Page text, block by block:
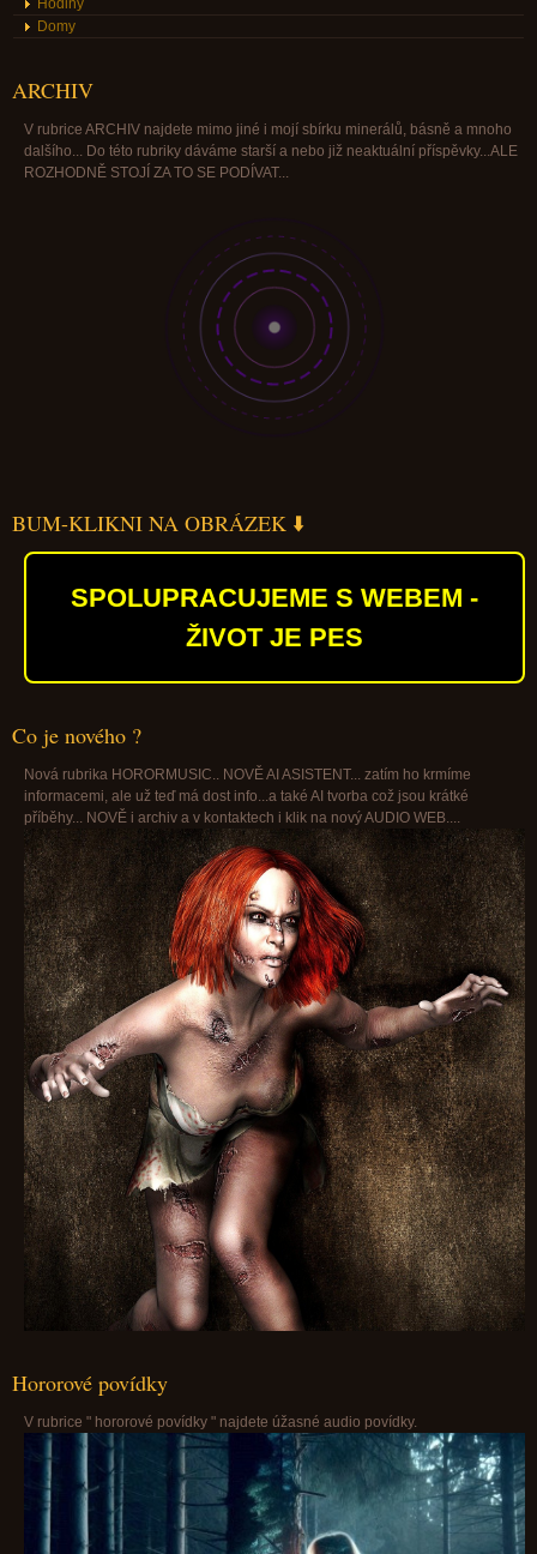
Hodiny
Domy
ARCHIV
V rubrice ARCHIV najdete mimo jiné i mojí sbírku minerálů, básně a mnoho
dalšího... Do této rubriky dáváme starší a nebo již neaktuální příspěvky...ALE
ROZHODNĚ STOJÍ ZA TO SE PODÍVAT...
BUM-KLIKNI NA OBRÁZEK ⬇️
SPOLUPRACUJEME S WEBEM -
ŽIVOT JE PES
Co je nového ?
Nová rubrika HORORMUSIC.. NOVĚ AI ASISTENT... zatím ho krmíme
informacemi, ale už teď má dost info...a také AI tvorba což jsou krátké
příběhy... NOVĚ i archiv a v kontaktech i klik na nový AUDIO WEB....
Hororové povídky
V rubrice " hororové povídky " najdete úžasné audio povídky.